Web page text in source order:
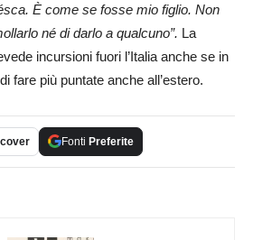
È come se fosse mio figlio. Non
né di darlo a qualcuno”. La
incursioni fuori l’Italia anche se in
fare più puntate anche all’estero.
Fonti Preferite